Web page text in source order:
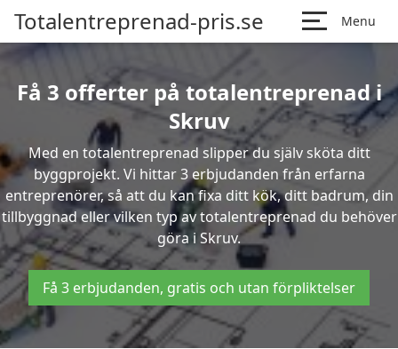
Totalentreprenad-pris.se Menu
Få 3 offerter på totalentreprenad i
Skruv
Med en totalentreprenad slipper du själv sköta ditt
byggprojekt. Vi hittar 3 erbjudanden från erfarna
entreprenörer, så att du kan fixa ditt kök, ditt badrum, din
tillbyggnad eller vilken typ av totalentreprenad du behöver
göra i Skruv.
Få 3 erbjudanden, gratis och utan förpliktelser